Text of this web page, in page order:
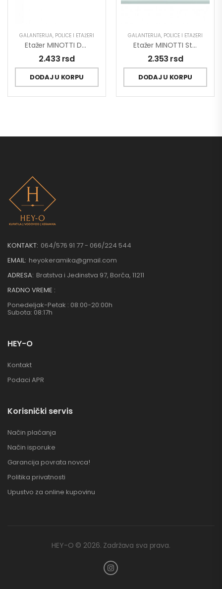
GALANTERIJA, POLICE I ETAŽERI
Etažer MINOTTI DARK ELEGANCE
2.433 rsd
DODAJ U KORPU
GALANTERIJA, POLICE I ETAŽERI
Etažer MINOTTI Staklo
2.353 rsd
DODAJ U KORPU
KONTAKT: 064/576 91 77 - 066/224 544
EMAIL: heyokeramika@gmail.com
ADRESA: Bratstva i Jedinstva 97, Borča, 11211
RADNO VREME :
Ponedeljak-Petak : 08:00-20:00h
Subota: 08:17h
HEY-O
Kontakt
Podaci APR
Korisnički servis
Način plaćanja
Način isporuke
Garancija povrata novca!
Politika privatnosti
Upustvo za online kupovinu
HEY-O © 2026. Zadržava sva prava.